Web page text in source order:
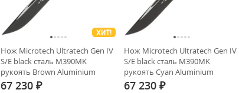
ХИТ!
Нож Microtech Ultratech Gen IV
S/E black сталь M390MK
рукоять Brown Aluminium
(11214-1BN)
67 230 ₽
Нож Microtech Ultratech Gen IV
S/E black сталь M390MK
рукоять Cyan Aluminium
(11214-1CN)
67 230 ₽